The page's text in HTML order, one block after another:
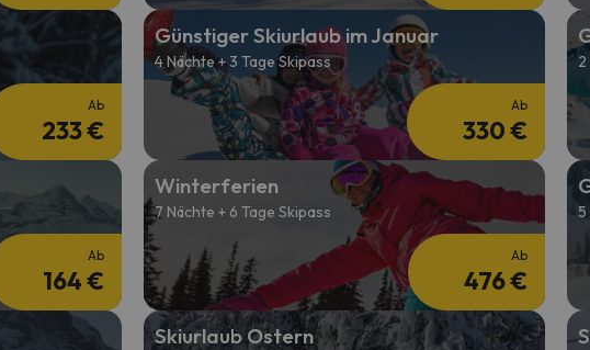
Sucher verirrt. Sobald er seinen Kompass gefunden hat, wird er zurück sein.
Ab
233 €
Günstiger Skiurlaub im Januar
4 Nächte + 3 Tage Skipass
Ab
330 €
Ab
164 €
Winterferien
7 Nächte + 6 Tage Skipass
Ab
476 €
5
Skiurlaub Ostern